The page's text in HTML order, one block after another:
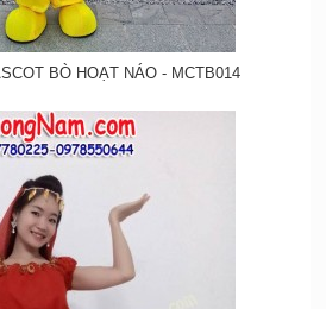
BÒ HOẠT NÁO - MCTB014